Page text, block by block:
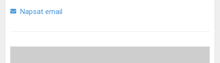
Napsat email